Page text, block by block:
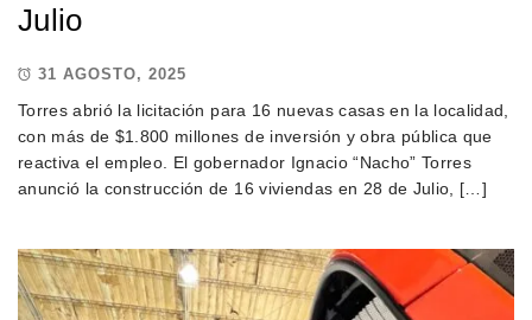
Julio
31 AGOSTO, 2025
Torres abrió la licitación para 16 nuevas casas en la localidad,
con más de $1.800 millones de inversión y obra pública que
reactiva el empleo. El gobernador Ignacio “Nacho” Torres
anunció la construcción de 16 viviendas en 28 de Julio, […]